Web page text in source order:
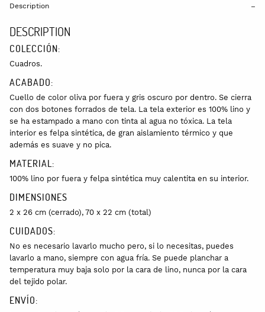
Description
DESCRIPTION
COLECCIÓN:
Cuadros.
ACABADO:
Cuello de color oliva por fuera y gris oscuro por dentro. Se cierra
con dos botones forrados de tela. La tela exterior es 100% lino y
se ha estampado a mano con tinta al agua no tóxica. La tela
interior es felpa sintética, de gran aislamiento térmico y que
además es suave y no pica.
MATERIAL:
100% lino por fuera y felpa sintética muy calentita en su interior.
DIMENSIONES
2 x 26 cm (cerrado), 70 x 22 cm (total)
CUIDADOS:
No es necesario lavarlo mucho pero, si lo necesitas, puedes
lavarlo a mano, siempre con agua fría. Se puede planchar a
temperatura muy baja solo por la cara de lino, nunca por la cara
del tejido polar.
ENVÍO: